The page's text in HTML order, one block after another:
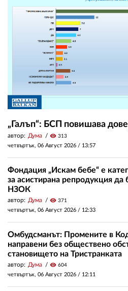
„Галъп“: БСП повишава
автор: Дума visibility 313
четвъртък, 06 Август 2026 / 13:57
Фондация „Искам бебе“ е
за асистирана репродукция
НЗОК
автор: Дума visibility 371
четвъртък, 06 Август 2026 / 12:33
Омбудсманът: Промените в
направени без обществено
становището на Тристранката
автор: Дума visibility 604
четвъртък, 06 Август 2026 / 12:11